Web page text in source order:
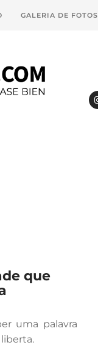
GALERIA DE FOTOS
que
uma palavra